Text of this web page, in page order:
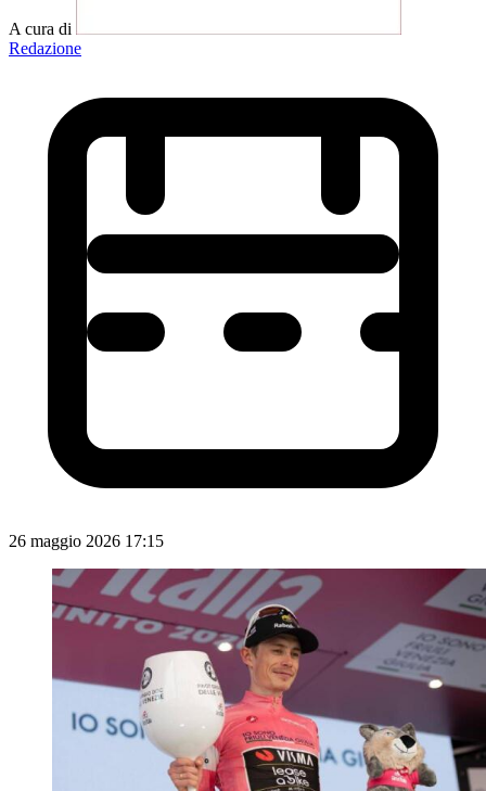
A cura di
Redazione
26 maggio 2026 17:15